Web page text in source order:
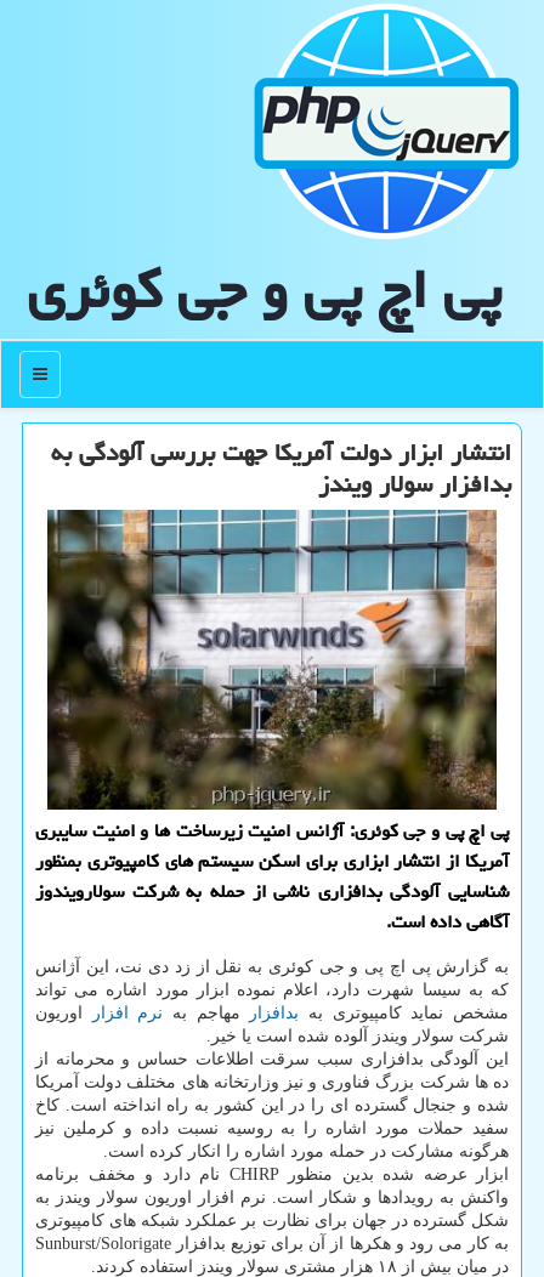
پی اچ پی و جی كوئری
منو
انتشار ابزار دولت آمریكا جهت بررسی آلودگی به
بدافزار سولار ویندز
پی اچ پی و جی کوئری: آژانس امنیت زیرساخت ها و امنیت سایبری
آمریکا از انتشار ابزاری برای اسکن سیستم های کامپیوتری بمنظور
شناسایی آلودگی بدافزاری ناشی از حمله به شرکت سولارویندوز
آگاهی داده است.
به گزارش پی اچ پی و جی کوئری به نقل از زد دی نت، این آژانس
که به سیسا شهرت دارد، اعلام نموده ابزار مورد اشاره می تواند
مشخص نماید کامپیوتری به بدافزار مهاجم به نرم افزار
اوریون
شرکت سولار ویندز آلوده شده است یا خیر.
این آلودگی بدافزاری سبب سرقت اطلاعات حساس و محرمانه از
ده ها شرکت بزرگ فناوری و نیز وزارتخانه های مختلف دولت آمریکا
شده و جنجال گسترده ای را در این کشور به راه انداخته است. کاخ
سفید حملات مورد اشاره را به روسیه نسبت داده و کرملین نیز
هرگونه مشارکت در حمله مورد اشاره را انکار کرده است.
ابزار عرضه شده بدین منظور CHIRP نام دارد و مخفف برنامه
واکنش به رویدادها و شکار است. نرم افزار اوریون سولار ویندز به
شکل گسترده در جهان برای نظارت بر عملکرد شبکه های کامپیوتری
به کار می رود و هکرها از آن برای توزیع بدافزار Sunburst/Solorigate
در میان بیش از ۱۸ هزار مشتری سولار ویندز استفاده کردند.